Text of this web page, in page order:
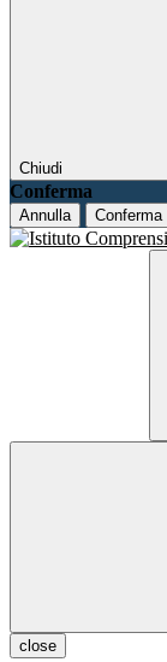
Chiudi
Conferma
Annulla Conferma
close